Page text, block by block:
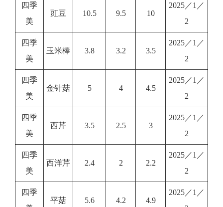
四季
美
豇豆 10.5 9.5 10
2025／1／
2
四季
美
玉米棒 3.8 3.2 3.5
2025／1／
2
四季
美
金针菇 5 4 4.5
2025／1／
2
四季
美
西芹 3.5 2.5 3
2025／1／
2
四季
美
西洋芹 2.4 2 2.2
2025／1／
2
四季
平菇 5.6 4.2 4.9
2025／1／